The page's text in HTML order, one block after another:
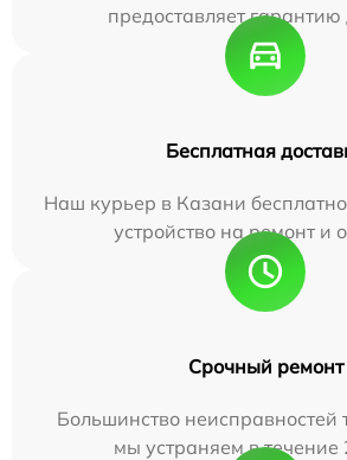
предоставляет гарантию
Бесплатная
Наш курьер в Казани
устройство на ремонт и
Срочный ремонт
Большинство неисправностей
мы устраняем в течение